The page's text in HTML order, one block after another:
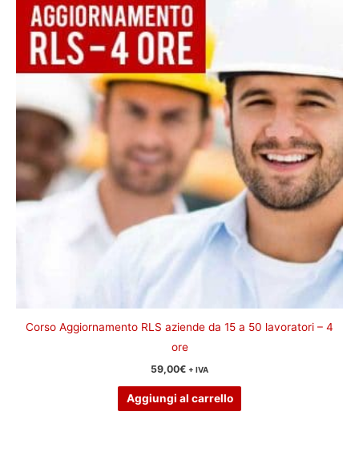
Corso Aggiornamento RLS aziende da 15 a 50 lavoratori – 4
ore
59,00€ + IVA
Aggiungi al carrello